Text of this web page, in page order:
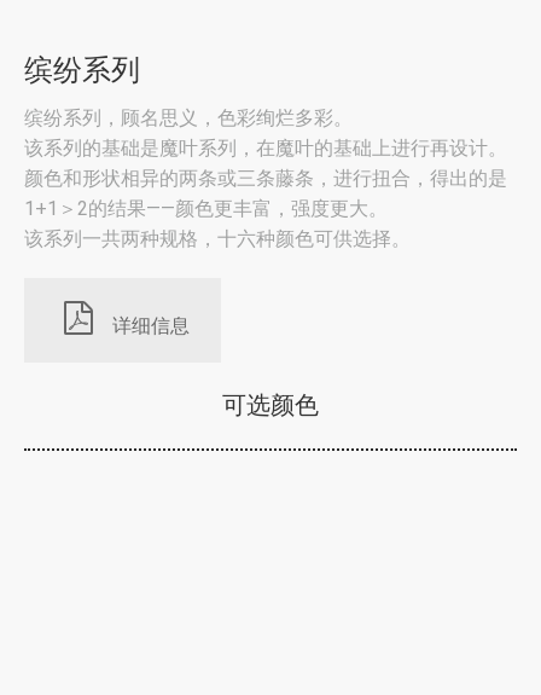
缤纷系列
缤纷系列，顾名思义，色彩绚烂多彩。
该系列的基础是魔叶系列，在魔叶的基础上进行再设计。
颜色和形状相异的两条或三条藤条，进行扭合，得出的是
1+1＞2的结果——颜色更丰富，强度更大。
该系列一共两种规格，十六种颜色可供选择。
详细信息
可选颜色